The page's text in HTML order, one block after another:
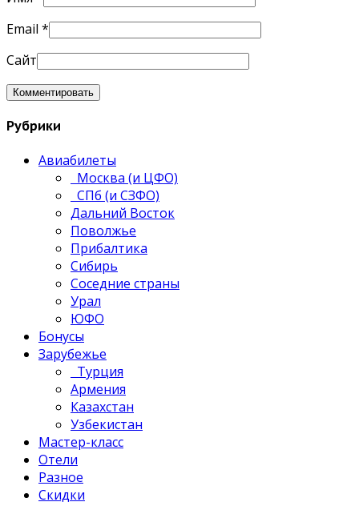
Email *
Сайт
Рубрики
Авиабилеты
Москва (и ЦФО)
СПб (и СЗФО)
Дальний Восток
Поволжье
Прибалтика
Сибирь
Соседние страны
Урал
ЮФО
Бонусы
Зарубежье
Турция
Армения
Казахстан
Узбекистан
Мастер-класс
Отели
Разное
Скидки